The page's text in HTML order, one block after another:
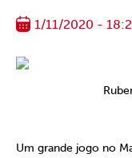
1/11/2020 -
Um grande jogo no